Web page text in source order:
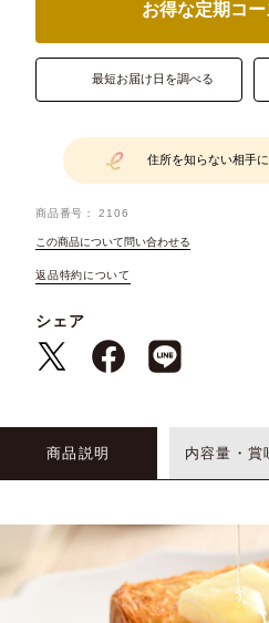
お得な定期コ
最短お届け日を調べる
住所を知らない相手
商品番号 2106
この商品について問い合わせる
返品特約について
シェア
商品説明 内容量・賞